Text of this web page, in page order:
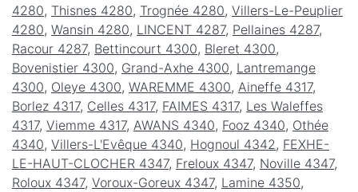
4280, Thisnes 4280, Trognée 4280, Villers-Le-Peuplier
4280, Wansin 4280, LINCENT 4287, Pellaines 4287,
Racour 4287, Bettincourt 4300, Bleret 4300,
Bovenistier 4300, Grand-Axhe 4300, Lantremange
4300, Oleye 4300, WAREMME 4300, Aineffe 4317,
Borlez 4317, Celles 4317, FAIMES 4317, Les Waleffes
4317, Viemme 4317, AWANS 4340, Fooz 4340, Othée
4340, Villers-L'Evêque 4340, Hognoul 4342 , FEXHE-
LE-HAUT-CLOCHER 4347, Freloux 4347, Noville 4347,
Roloux 4347, Voroux-Goreux 4347, Lamine 4350,